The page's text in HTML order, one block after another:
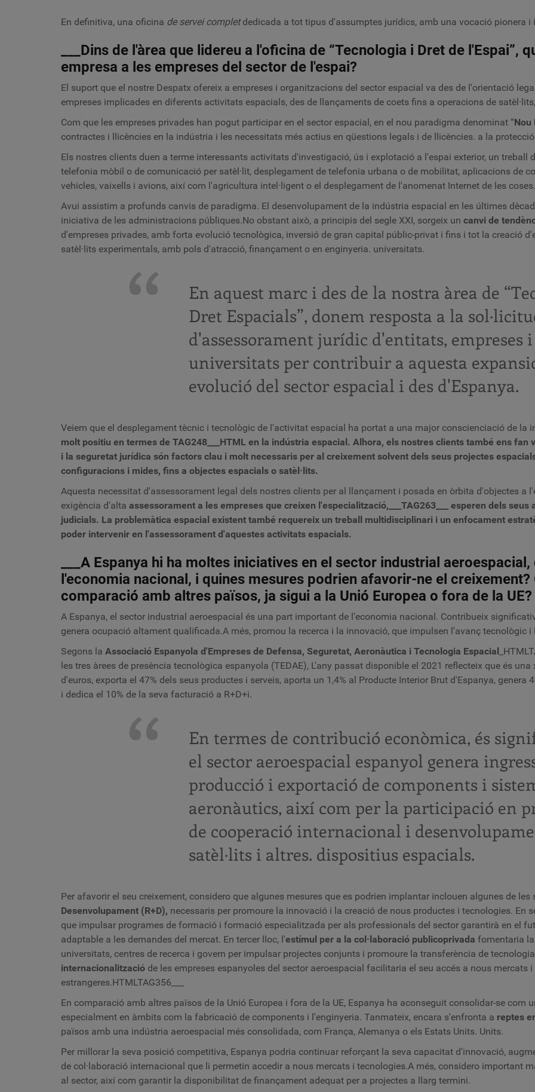
En definitiva, una oficina de servei completdedicada a tot tipus d'assumptes jurídics, amb una vocació pionera i
___Dins de l'àrea que lidereu a l'oficina de “Tecnologia i Dret de l'Espai”,
empresa a les empreses del sector de l'espai?
El suport que el nostre Despatx ofereix a empreses i organitzacions del sector espacial va des de l'orientació
empreses implicades en diferents activitats espacials, des de llançaments de coets fins a operacions de
Com que les empreses privades han pogut participar en el sector espacial, en el nou paradigma denominat “Nou
contractes i llicències en la indústria i les necessitats més actius en qüestions legals i de llicències. a la
Els nostres clients duen a terme interessants activitats d'investigació, ús i explotació a l'espai exterior, un treball
telefonia mòbil o de comunicació per satèl·lit, desplegament de telefonia urbana o de mobilitat, aplicacions de
vehicles, vaixells i avions, així com l'agricultura intel·ligent o el desplegament de l'anomenat Internet de les coses.
Avui assistim a profunds canvis de paradigma. El desenvolupament de la indústria espacial en les últimes
iniciativa de les administracions públiques.No obstant això, a principis del segle XXI, sorgeix un canvi de
d'empreses privades, amb forta evolució tecnològica, inversió de gran capital públic-privat i fins i tot la creació
satèl·lits experimentals, amb pols d'atracció, finançament o en enginyeria. universitats.
En aquest marc i des de la nostra àrea de
Dret Espacials”, donem resposta a la
d'assessorament jurídic d'entitats, empreses i
universitats per contribuir a aquesta
evolució del sector espacial i des d'Espanya.
Veiem que el desplegament tècnic i tecnològic de l'activitat espacial ha portat a una major conscienciació de la
molt positiu en termes de TAG248___HTML en la indústria espacial. Alhora, els nostres clients també ens
i la seguretat jurídica són factors clau i molt necessaris per al creixement solvent dels seus projectes
configuracions i mides, fins a objectes espacials o satèl·lits.
Aquesta necessitat d'assessorament legal dels nostres clients per al llançament i posada en òrbita d'objectes a
exigència d'alta assessorament a les empreses que creixen l'especialització,___TAG263___ esperen dels
judicials. La problemàtica espacial existent també requereix un treball multidisciplinari i un enfocament
poder intervenir en l'assessorament d'aquestes activitats espacials.
___A Espanya hi ha moltes iniciatives en el sector industrial
l'economia nacional, i quines mesures podrien afavorir-ne el
comparació amb altres països, ja sigui a la Unió Europea o fora de la UE?
A Espanya, el sector industrial aeroespacial és una part important de l'economia nacional. Contribueix
genera ocupació altament qualificada.A més, promou la recerca i la innovació, que impulsen l'avanç
Segons la Associació Espanyola d'Empreses de Defensa, Seguretat, Aeronàutica i Tecnologia Espacial
les tres àrees de presència tecnològica espanyola (TEDAE), L'any passat disponible el 2021 reflecteix que és
d'euros, exporta el 47% dels seus productes i serveis, aporta un 1,4% al Producte Interior Brut d'Espanya,
i dedica el 10% de la seva facturació a R+D+i.
En termes de contribució econòmica, és
el sector aeroespacial espanyol genera
producció i exportació de components i
aeronàutics, així com per la participació en
de cooperació internacional i
satèl·lits i altres. dispositius espacials.
Per afavorir el seu creixement, considero que algunes mesures que es podrien implantar inclouen algunes de
Desenvolupament (R+D), necessaris per promoure la innovació i la creació de nous productes i tecnologies. En
que impulsar programes de formació i formació especialitzada per als professionals del sector garantirà en el
adaptable a les demandes del mercat. En tercer lloc, l'estímul per a la col·laboració publicoprivada fomentaria la
universitats, centres de recerca i govern per impulsar projectes conjunts i promoure la transferència de
internacionalització de les empreses espanyoles del sector aeroespacial facilitaria el seu accés a nous
estrangeres.HTMLTAG356___
En comparació amb altres països de la Unió Europea i fora de la UE, Espanya ha aconseguit consolidar-se com
especialment en àmbits com la fabricació de components i l'enginyeria. Tanmateix, encara s'enfronta a reptes
països amb una indústria aeroespacial més consolidada, com França, Alemanya o els Estats Units. Units.
Per millorar la seva posició competitiva, Espanya podria continuar reforçant la seva capacitat d'innovació,
de col·laboració internacional que li permetin accedir a nous mercats i tecnologies.A més, considero important
al sector, així com garantir la disponibilitat de finançament adequat per a projectes a llarg termini.